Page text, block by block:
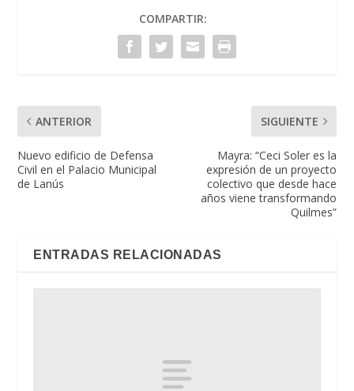
COMPARTIR:
ANTERIOR
Nuevo edificio de Defensa
Civil en el Palacio Municipal
de Lanús
SIGUIENTE
Mayra: “Ceci Soler es la
expresión de un proyecto
colectivo que desde hace
años viene transformando
Quilmes”
ENTRADAS RELACIONADAS